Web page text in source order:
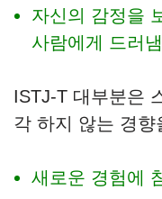
자신의 감정을
사람에게 드러냄
ISTJ-T 대부분은
각 하지 않는 경향
새로운 경험에